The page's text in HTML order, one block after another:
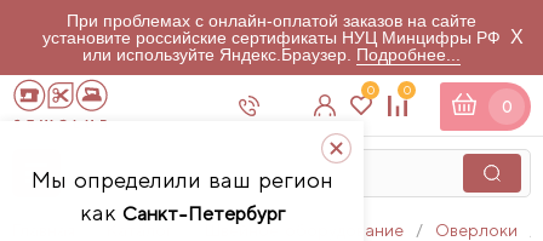
При проблемах с онлайн-оплатой заказов на сайте
установите российские сертификаты НУЦ Минцифры РФ
или используйте Яндекс.Браузер. Подробнее...
X
Мы определили ваш регион
как Санкт-Петербург
0 0
0
Швейное оборудование Оверлоки